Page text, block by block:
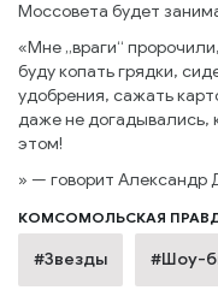
Моссовета будет
«Мне „враги“
буду копать грядки,
удобрения, сажать
даже не догадывались,
этом!
» — говорит Александр
КОМСОМОЛЬСКАЯ
#Звезды #Шоу-